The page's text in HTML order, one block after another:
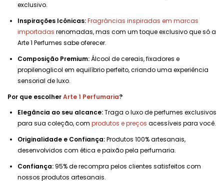
exclusivo.
Inspirações Icônicas:Fragrâncias inspiradas em marcas
importadas renomadas, mas com um toque exclusivo que só a
Arte 1 Perfumes sabe oferecer.
Composição Premium:Álcool de cereais, fixadores e
propilenoglicol em equilíbrio perfeito, criando uma experiência
sensorial de luxo.
Por que escolherArte 1 Perfumaria?
Elegância ao seu alcance:Traga o luxo de perfumes exclusivos
para sua coleção, com produtos e preços acessíveis para você.
Originalidade e Confiança:Produtos 100% artesanais,
desenvolvidos com ética e paixão pela perfumaria.
Confiança: 95% de recompra pelos clientes satisfeitos com
nossos produtos artesanais.